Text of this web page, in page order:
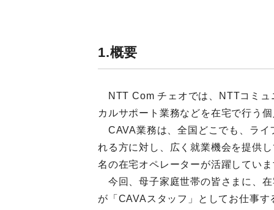
1.概要
NTT Com チェオでは、NTTコミュ
カルサポート業務などを在宅で行う
CAVA業務は、全国どこでも、ライ
れる方に対し、広く就業機会を提供
名の在宅オペレーターが活躍してい
今回、母子家庭世帯の皆さまに、
が「CAVAスタッフ」としてお仕事